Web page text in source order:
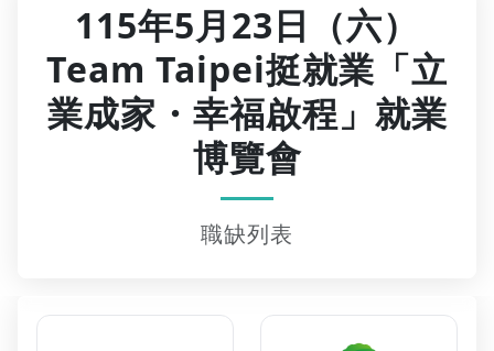
115年5月23日（六）
Team Taipei挺就業「立
業成家・幸福啟程」就業
博覽會
職缺列表